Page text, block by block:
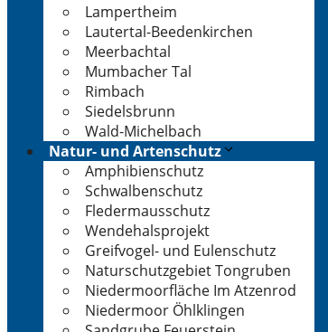
Lampertheim
Lautertal-Beedenkirchen
Meerbachtal
Mumbacher Tal
Rimbach
Siedelsbrunn
Wald-Michelbach
Natur- und Artenschutz
Amphibienschutz
Schwalbenschutz
Fledermausschutz
Wendehalsprojekt
Greifvogel- und Eulenschutz
Naturschutzgebiet Tongruben
Niedermoorfläche Im Atzenrod
Niedermoor Öhlklingen